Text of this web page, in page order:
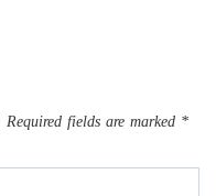
Required fields are marked *